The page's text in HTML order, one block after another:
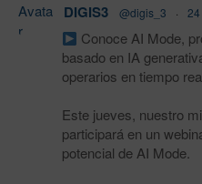
Avata
r
DIGIS3 @digis_3 ·
Conoce AI Mode,
basado en IA
operarios en tiempo
Este jueves, nuestro
participará en un
potencial de AI Mode.